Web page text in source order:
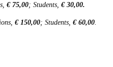
€ 75,00; Students, € 30,00.
€ 150,00; Students, € 60,00.